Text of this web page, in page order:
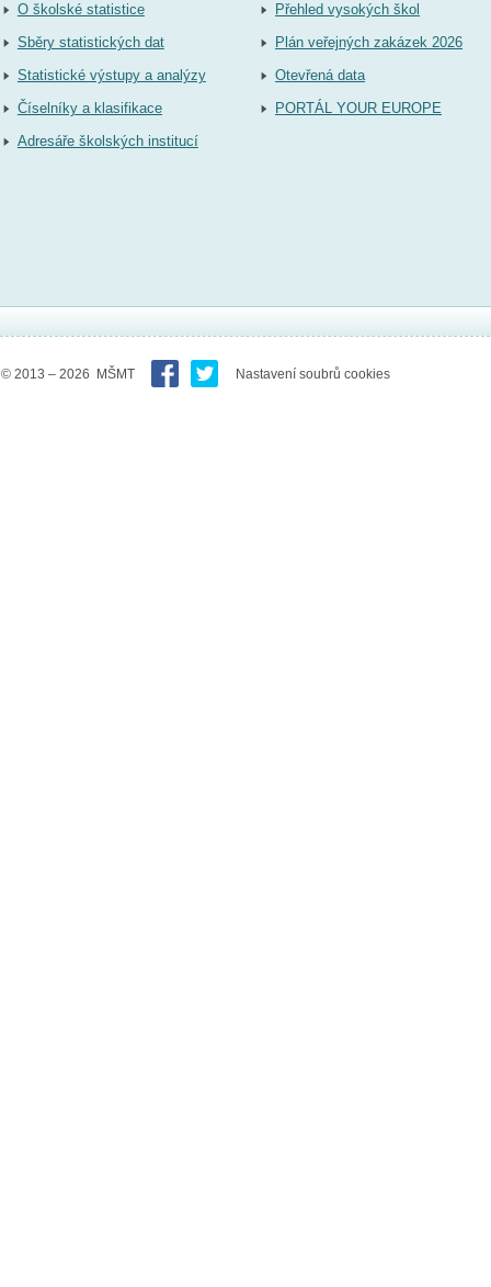
O školské statistice
Sběry statistických dat
Statistické výstupy a analýzy
Číselníky a klasifikace
Adresáře školských institucí
Přehled vysokých škol
Plán veřejných zakázek 2026
Otevřená data
PORTÁL YOUR EUROPE
© 2013 – 2026 MŠMT Nastavení soubrů cookies